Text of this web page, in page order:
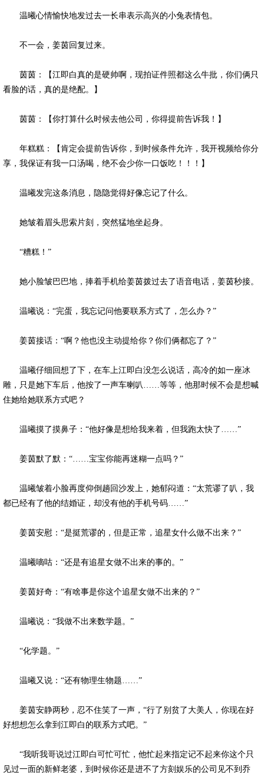
温曦心情愉快地发过去一长串表示高兴的小兔表情包。
不一会，姜茵回复过来。
茵茵：【江即白真的是硬帅啊，现拍证件照都这么牛批，你们俩只
看脸的话，真的是绝配。】
茵茵：【你打算什么时候去他公司，你得提前告诉我！】
年糕糕：【肯定会提前告诉你，到时候条件允许，我开视频给你分
享，我保证有我一口汤喝，绝不会少你一口饭吃！！！】
温曦发完这条消息，隐隐觉得好像忘记了什么。
她皱着眉头思索片刻，突然猛地坐起身。
“糟糕！”
她小脸皱巴巴地，捧着手机给姜茵拨过去了语音电话，姜茵秒接。
温曦说：“完蛋，我忘记问他要联系方式了，怎么办？”
姜茵接话：“啊？他也没主动提给你？你们俩都忘了？”
温曦仔细回想了下，在车上江即白没怎么说话，高冷的如一座冰
雕，只是她下车后，他按了一声车喇叭……等等，他那时候不会是想喊
住她给她联系方式吧？
温曦摸了摸鼻子：“他好像是想给我来着，但我跑太快了……”
姜茵默了默：“……宝宝你能再迷糊一点吗？”
温曦皱着小脸再度仰倒趟回沙发上，她郁闷道：“太荒谬了叭，我
都已经有了他的结婚证，却没有他的手机号码……”
姜茵安慰：“是挺荒谬的，但是正常，追星女什么做不出来？”
温曦嘀咕：“还是有追星女做不出来的事的。”
姜茵好奇：“有啥事是你这个追星女做不出来的？”
温曦说：“我做不出来数学题。”
“化学题。”
温曦又说：“还有物理生物题……”
姜茵安静两秒，忍不住笑了一声，“行了别贫了大美人，你现在好
好想想怎么拿到江即白的联系方式吧。”
“我听我哥说过江即白可忙可忙，他忙起来指定记不起来你这个只
见过一面的新鲜老婆，到时候你还是进不了方刻娱乐的公司见不到乔